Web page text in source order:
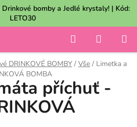
bomby a Jedlé krystaly! | Kód:
LETO30
Hledat
KOŠÍK
DRINKOVÉ BOMBY / Vše / Limetka a
BOMBA
příchuť -